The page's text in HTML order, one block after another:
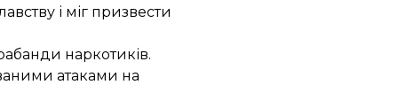
і міг призвести
наркотиків.
атаками на